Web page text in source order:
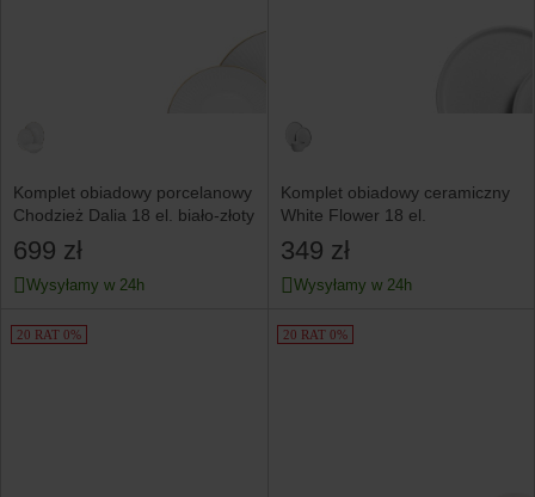
Komplet obiadowy porcelanowy
Chodzież Dalia 18 el. biało-złoty
699 zł
Wysyłamy w 24h
Komplet obiadowy ceramiczny
White Flower 18 el.
349 zł
Wysyłamy w 24h
20 RAT 0% 20 RAT 0%